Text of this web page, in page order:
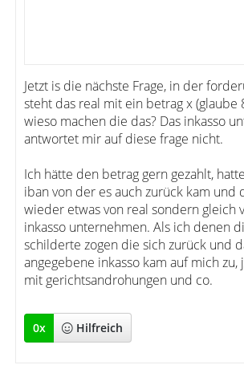
Jetzt is die nächste Frage, in der
steht das real mit ein betrag x (glaube
wieso machen die das? Das inkasso
antwortet mir auf diese frage nicht.
Ich hätte den betrag gern gezahlt,
iban von der es auch zurück kam und
wieder etwas von real sondern gleich
inkasso unternehmen. Als ich denen
schilderte zogen die sich zurück und
angegebene inkasso kam auf mich
mit gerichtsandrohungen und co.
0x Hilfreich